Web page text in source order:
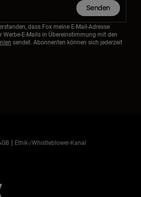
Senden
dass Fox meine E-Mail-Adresse
Werbe-E-Mails in Übereinstimmung mit den
sendet. Abonnenten können sich jederzeit
Ethik-/Whistleblower-Kanal